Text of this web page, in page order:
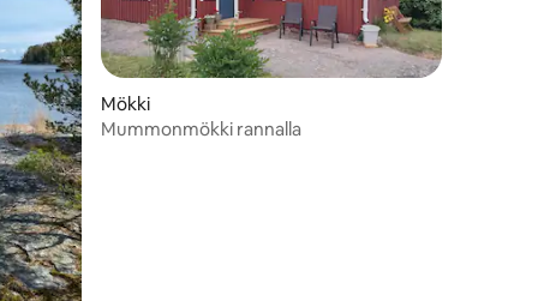
Mökki
Mummonmökki rannalla